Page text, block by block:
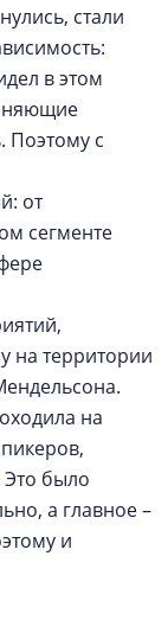
стали
в этом
Поэтому с
от
сегменте
на территории
на
было
а главное –
и